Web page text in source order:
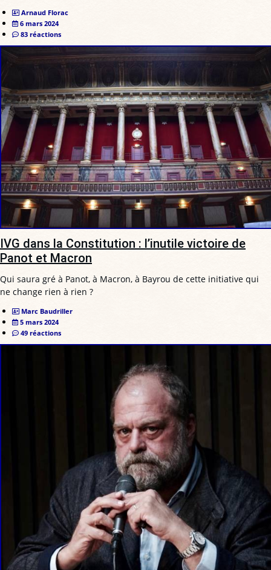
Arnaud Florac
6 mars 2024
83 réactions
IVG dans la Constitution : l’inutile victoire de
Panot et Macron
Qui saura gré à Panot, à Macron, à Bayrou de cette initiative qui
ne change rien à rien ?
Marc Baudriller
5 mars 2024
49 réactions